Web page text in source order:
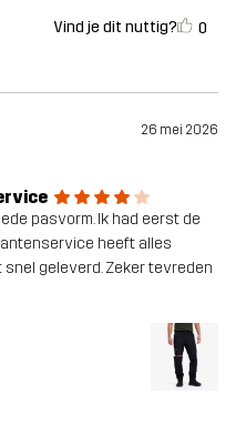
Vind je dit nuttig? 0
26 mei 2026
pasvorm. Ik had eerst de
heeft alles
geleverd. Zeker tevreden